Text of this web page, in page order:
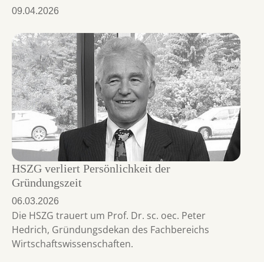
09.04.2026
HSZG verliert Persönlichkeit der
Gründungszeit
06.03.2026
Die HSZG trauert um Prof. Dr. sc. oec. Peter
Hedrich, Gründungsdekan des Fachbereichs
Wirtschaftswissenschaften.